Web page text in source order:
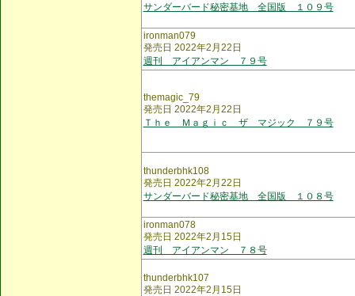
サンダーバード秘密基地 全国版 １０９号
ironman079
発売日 2022年2月22日
週刊 アイアンマン ７９号
themagic_79
発売日 2022年2月22日
Ｔｈｅ Ｍａｇｉｃ ザ マジック ７９号
thunderbhk108
発売日 2022年2月22日
サンダーバード秘密基地 全国版 １０８号
ironman078
発売日 2022年2月15日
週刊 アイアンマン ７８号
thunderbhk107
発売日 2022年2月15日